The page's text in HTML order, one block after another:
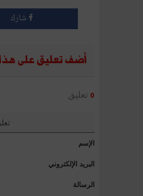
شارك
أضف تعليق على
0 تعليق
الإسم
البريد الإلكتروني
الرسالة